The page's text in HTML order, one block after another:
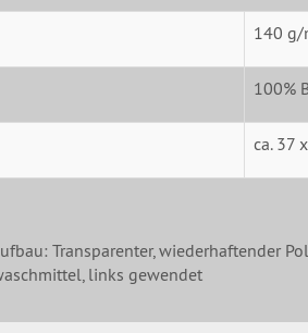
140 g/
100%
ca. 37
Transparenter, wiederhaftender
links gewendet